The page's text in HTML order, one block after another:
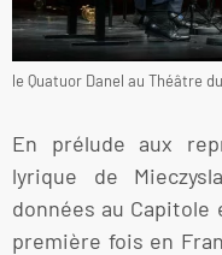
le Quatuor Danel au Théâtre
En prélude aux
lyrique de
données au
première fois en